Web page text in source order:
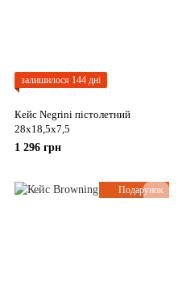
залишилося 144 дні
Кейс Negrini пістолетний
28x18,5x7,5
1 296 грн
Подарунок